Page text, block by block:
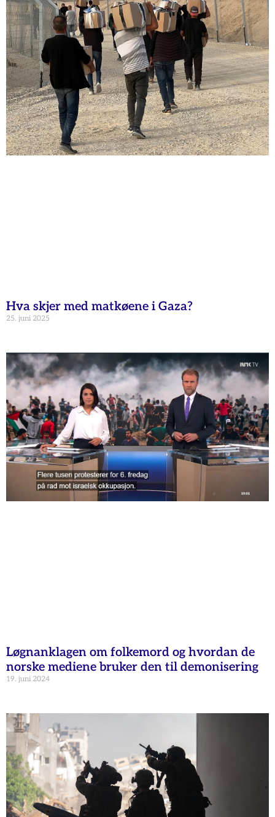
Hva skjer med matkøene i Gaza?
25. juni 2025
Løgnanklagen om folkemord og hvordan de
norske mediene bruker den til demonisering
19. juni 2024